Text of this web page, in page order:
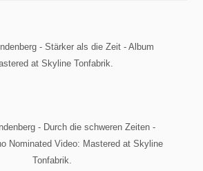
- Stärker als die Zeit - Album
at Skyline Tonfabrik.
- Durch die schweren Zeiten -
Nominated Video: Mastered at Skyline
Tonfabrik.